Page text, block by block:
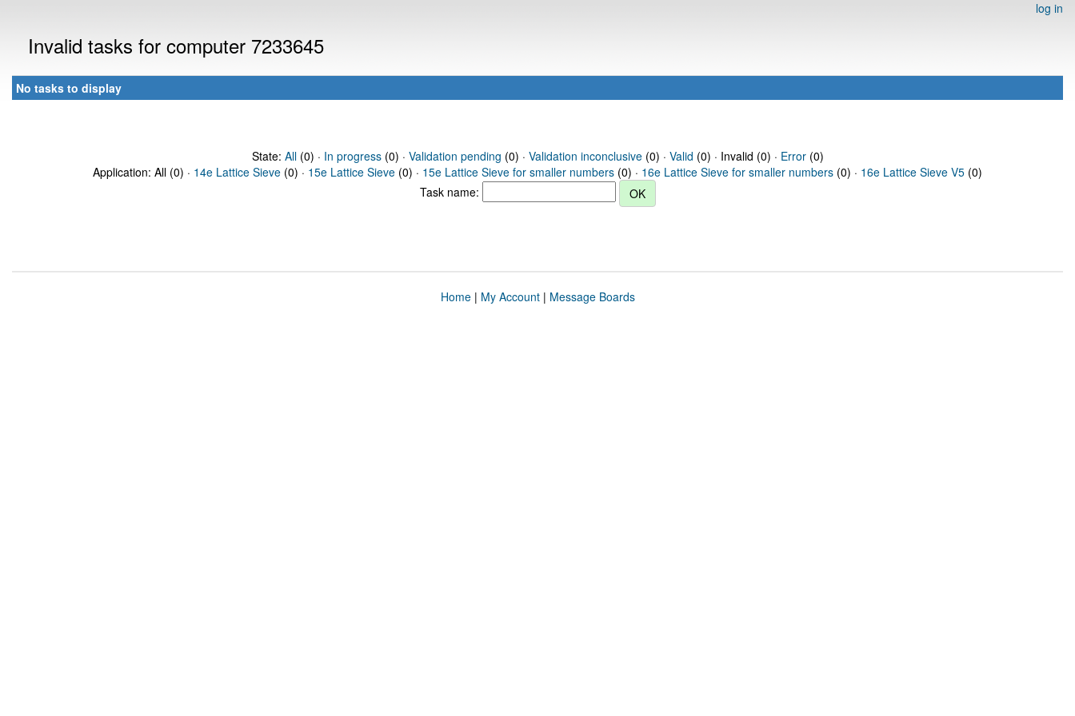
log in
Invalid tasks for computer 7233645
No tasks to display
State: All(0) · In progress(0) · Validation pending (0) · Validation inconclusive(0) · Valid (0) · Invalid (0) · Error(0)
Application: All (0) · 14e Lattice Sieve (0) · 15e Lattice Sieve (0) · 15e Lattice Sieve for smaller numbers (0) · 16e Lattice Sieve for smaller numbers (0) · 16e Lattice Sieve V5 (0)
Task name:
Home| My Account| Message Boards